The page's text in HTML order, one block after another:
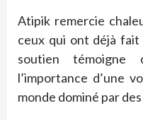
Atipik remercie
ceux qui ont déjà
soutien
l’importance d’une
monde dominé par